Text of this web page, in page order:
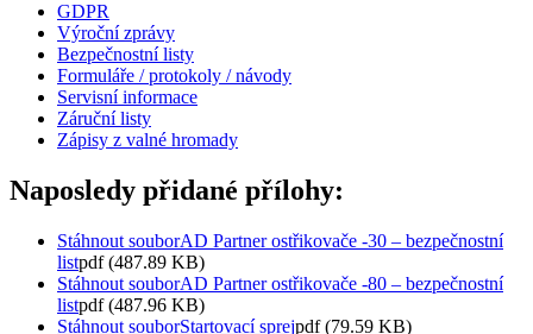
GDPR
Výroční zprávy
Bezpečnostní listy
Formuláře / protokoly / návody
Servisní informace
Záruční listy
Zápisy z valné hromady
Naposledy přidané přílohy:
Stáhnout souborAD Partner ostřikovače -30 – bezpečnostní
listpdf (487.89 KB)
Stáhnout souborAD Partner ostřikovače -80 – bezpečnostní
listpdf (487.96 KB)
Stáhnout souborStartovací sprejpdf (79.59 KB)